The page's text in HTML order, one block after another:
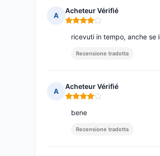
A
Acheteur Vérifié
Nota: 4 su 5
ricevuti in tempo, anche se
Recensione tradotta
A
Acheteur Vérifié
Nota: 4 su 5
bene
Recensione tradotta